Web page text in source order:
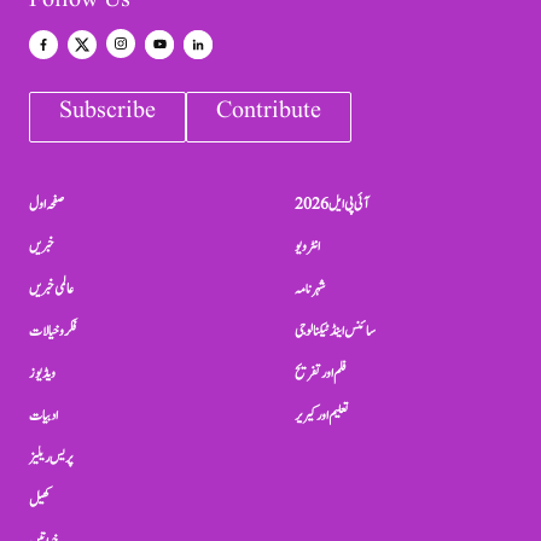
Subscribe Contribute
صفحہ اول
خبریں
عالمی خبریں
فکر و خیالات
ویڈیوز
ادبیات
پریس ریلیز
کھیل
آئی پی ایل 2026
انٹرویو
شہرنامہ
سائنس اینڈ ٹیکنالوجی
فلم اور تفریح
تعلیم اور کیریر